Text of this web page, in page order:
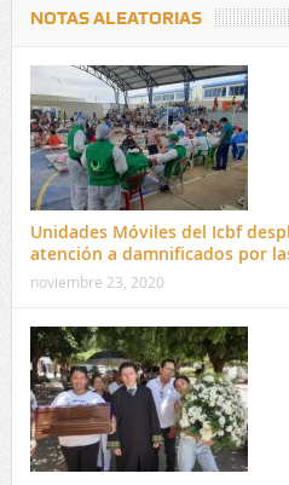
NOTAS ALEATORIAS
Unidades Móviles del Icbf
atención a damnificados por
noviembre 23, 2020